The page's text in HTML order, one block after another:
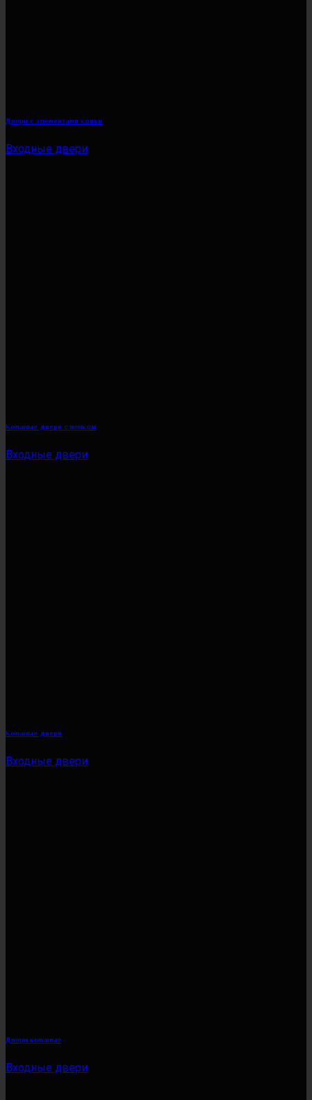
Двери с элементами ковки
Входные двери
Кованые двери с венком
Входные двери
Кованые двери
Входные двери
Двери кованые
Входные двери